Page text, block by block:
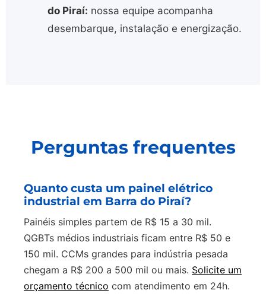
do Piraí: nossa equipe acompanha
desembarque, instalação e energização.
Perguntas frequentes
Quanto custa um painel elétrico
industrial em Barra do Piraí?
Painéis simples partem de R$ 15 a 30 mil.
QGBTs médios industriais ficam entre R$ 50 e
150 mil. CCMs grandes para indústria pesada
chegam a R$ 200 a 500 mil ou mais. Solicite um
orçamento técnico com atendimento em 24h.